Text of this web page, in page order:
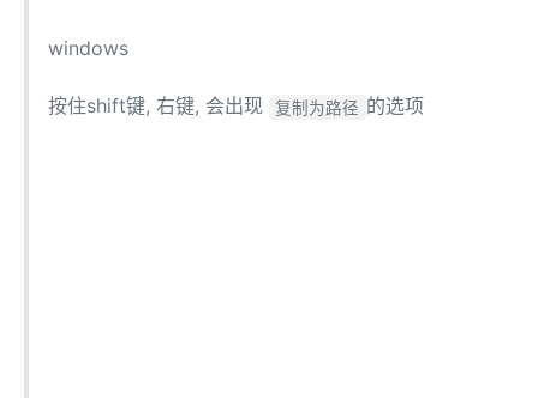
windows
按住shift键, 右键, 会出现 复制为路径 的选项